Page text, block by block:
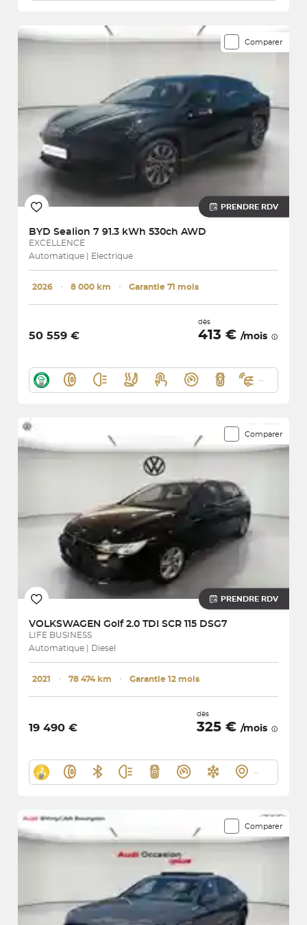
Comparer
PRENDRE RDV
BYD Sealion 7 91.3 kWh 530ch AWD
EXCELLENCE
Automatique | Electrique
2026 ･ 8 000 km ･ Garantie 71 mois
50 559 €
dès
413 € /mois
Comparer
PRENDRE RDV
VOLKSWAGEN Golf 2.0 TDI SCR 115 DSG7
LIFE BUSINESS
Automatique | Diesel
2021 ･ 78 474 km ･ Garantie 12 mois
19 490 €
dès
325 € /mois
Comparer